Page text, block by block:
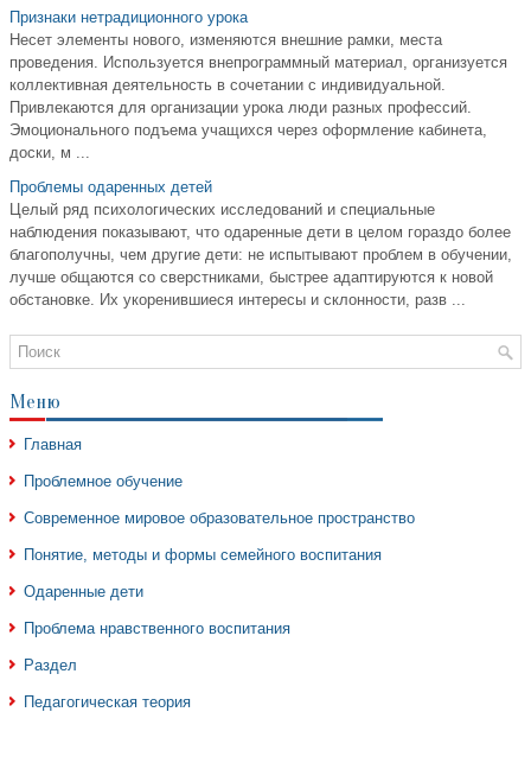
Признаки нетрадиционного урока
Несет элементы нового, изменяются внешние рамки, места
проведения. Используется внепрограммный материал, организуется
коллективная деятельность в сочетании с индивидуальной.
Привлекаются для организации урока люди разных профессий.
Эмоционального подъема учащихся через оформление кабинета,
доски, м ...
Проблемы одаренных детей
Целый ряд психологических исследований и специальные
наблюдения показывают, что одаренные дети в целом гораздо более
благополучны, чем другие дети: не испытывают проблем в обучении,
лучше общаются со сверстниками, быстрее адаптируются к новой
обстановке. Их укоренившиеся интересы и склонности, разв ...
Меню
Главная
Проблемное обучение
Современное мировое образовательное пространство
Понятие, методы и формы семейного воспитания
Одаренные дети
Проблема нравственного воспитания
Раздел
Педагогическая теория